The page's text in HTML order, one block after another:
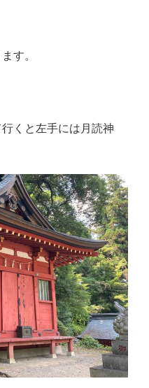
す。
くと左手には月読神